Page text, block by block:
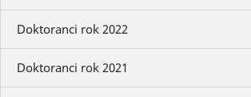
Doktoranci rok 2022
Doktoranci rok 2021